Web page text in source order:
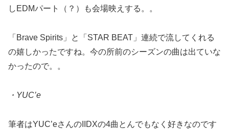
しEDMパート（？）も会場映えする。。
「Brave Spirits」と「STAR BEAT」連続で流してくれる
の嬉しかったですね。今の所前のシーズンの曲は出ていな
かったので。。
・YUC’e
筆者はYUC’eさんのIIDXの4曲とんでもなく好きなのです